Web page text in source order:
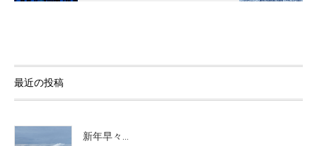
最近の投稿
新年早々…